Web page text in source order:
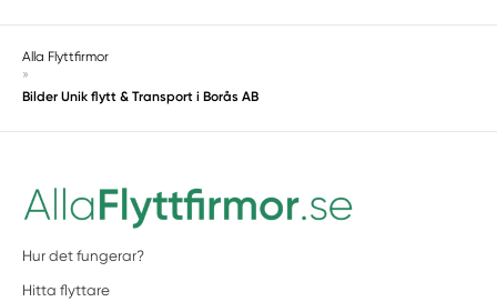
Alla Flyttfirmor
»
Bilder Unik flytt & Transport i Borås AB
Hur det fungerar?
Hitta flyttare